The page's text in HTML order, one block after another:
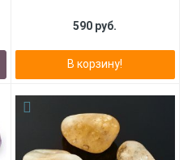
590 руб.
В корзину!